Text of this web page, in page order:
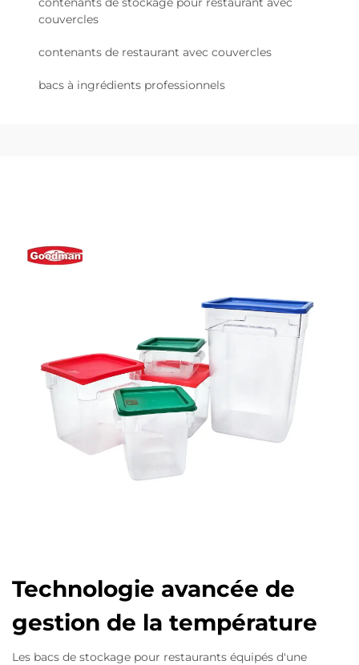
couvercles
contenants de restaurant avec couvercles
bacs à ingrédients professionnels
Technologie avancée de
gestion de la température
Les bacs de stockage pour restaurants équipés d'une